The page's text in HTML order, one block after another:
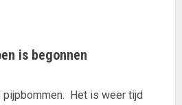
is begonnen
pijpbommen. Het is weer tijd